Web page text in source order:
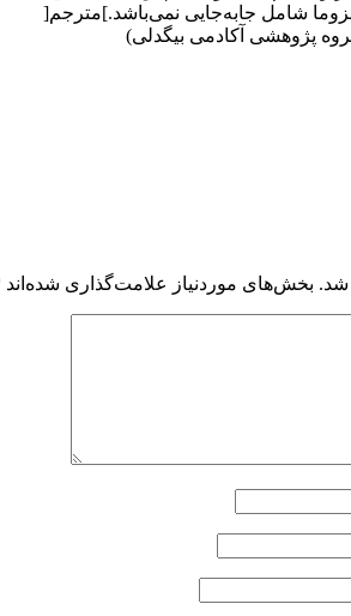
پژوهشی آکادمی بیگدلی)
شد. بخش‌های موردنیاز علامت‌گذاری شده‌اند